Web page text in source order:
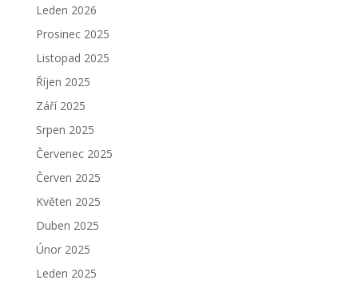
Leden 2026
Prosinec 2025
Listopad 2025
Říjen 2025
Září 2025
Srpen 2025
Červenec 2025
Červen 2025
Květen 2025
Duben 2025
Únor 2025
Leden 2025